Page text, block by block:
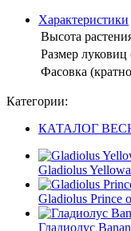
Характеристики
Высота
Размер
Фасовка
Категории:
КАТАЛОГ
Gladiolus
Gladiolus Prince
Гладиолус